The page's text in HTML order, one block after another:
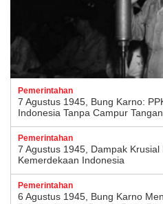
Pemerintahan
7 Agustus 1945, Bung Karno:
Indonesia Tanpa Campur
Pemerintahan
7 Agustus 1945, Dampak
Kemerdekaan Indonesia
Pemerintahan
6 Agustus 1945, Bung Karno